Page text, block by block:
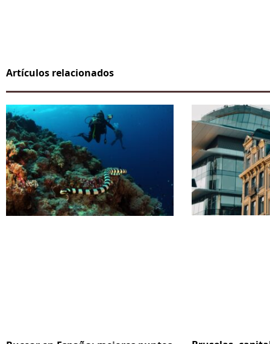
Artículos relacionados